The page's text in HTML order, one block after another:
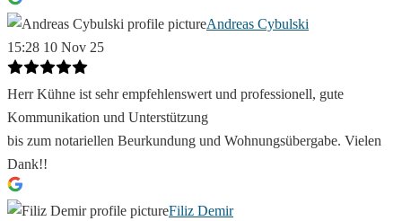
Andreas Cybulski
15:28 10 Nov 25
Herr Kühne ist sehr empfehlenswert und professionell, gute
Kommunikation und Unterstützung
bis zum notariellen Beurkundung und Wohnungsübergabe. Vielen
Dank!!
Filiz Demir